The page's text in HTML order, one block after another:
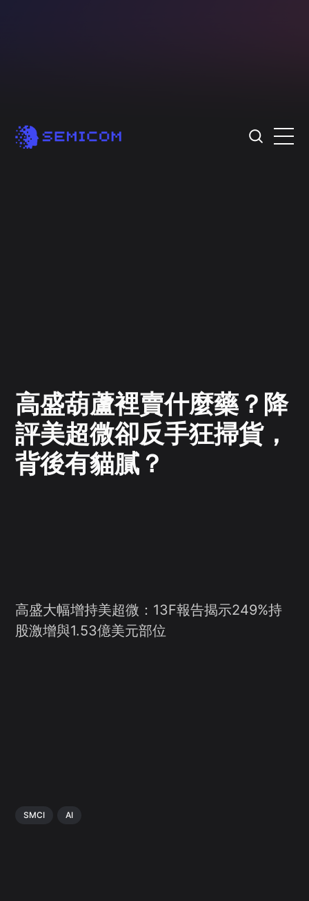
高盛葫蘆裡賣什麼藥？降
評美超微卻反手狂掃貨，
背後有貓膩？
高盛大幅增持美超微：13F報告揭示249%持
股激增與1.53億美元部位
SMCI AI